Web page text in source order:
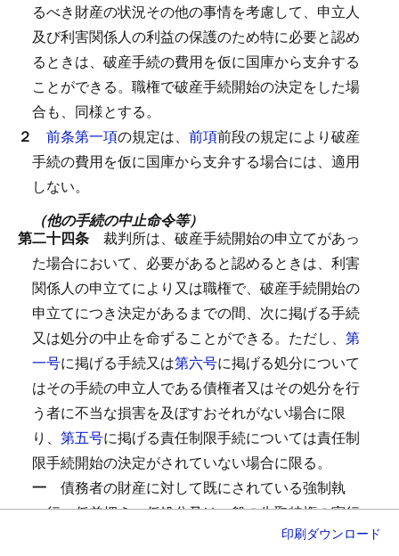
るべき財産の状況その他の事情を考慮して、申立人
及び利害関係人の利益の保護のため特に必要と認め
るときは、破産手続の費用を仮に国庫から支弁する
ことができる。 職権で破産手続開始の決定をした場
合も、同様とする。
２ 前条第一項の規定は、 前項前段の規定により破産
手続の費用を仮に国庫から支弁する場合には、適用
しない。
（他の手続の中止命令等）
第二十四条 裁判所は、破産手続開始の申立てがあっ
た場合において、必要があると認めるときは、利害
関係人の申立てにより又は職権で、破産手続開始の
申立てにつき決定があるまでの間、次に掲げる手続
又は処分の中止を命ずることができる。 ただし、 第
一号に掲げる手続又は第六号に掲げる処分について
はその手続の申立人である債権者又はその処分を行
う者に不当な損害を及ぼすおそれがない場合に限
り、 第五号に掲げる責任制限手続については責任制
限手続開始の決定がされていない場合に限る。
一 債務者の財産に対して既にされている強制執
行、仮差押え、仮処分又は一般の先取特権の実行
商法（明治三十二年法律第四十
印刷ダウンロード